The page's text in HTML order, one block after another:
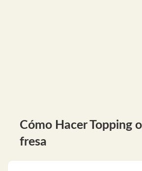
Cómo Hacer Topping
fresa